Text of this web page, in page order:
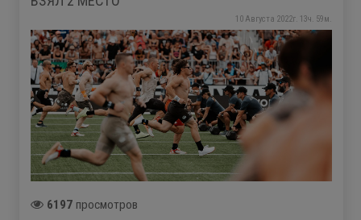
10 Августа 2022г. 13ч. 59м.
6197 просмотров